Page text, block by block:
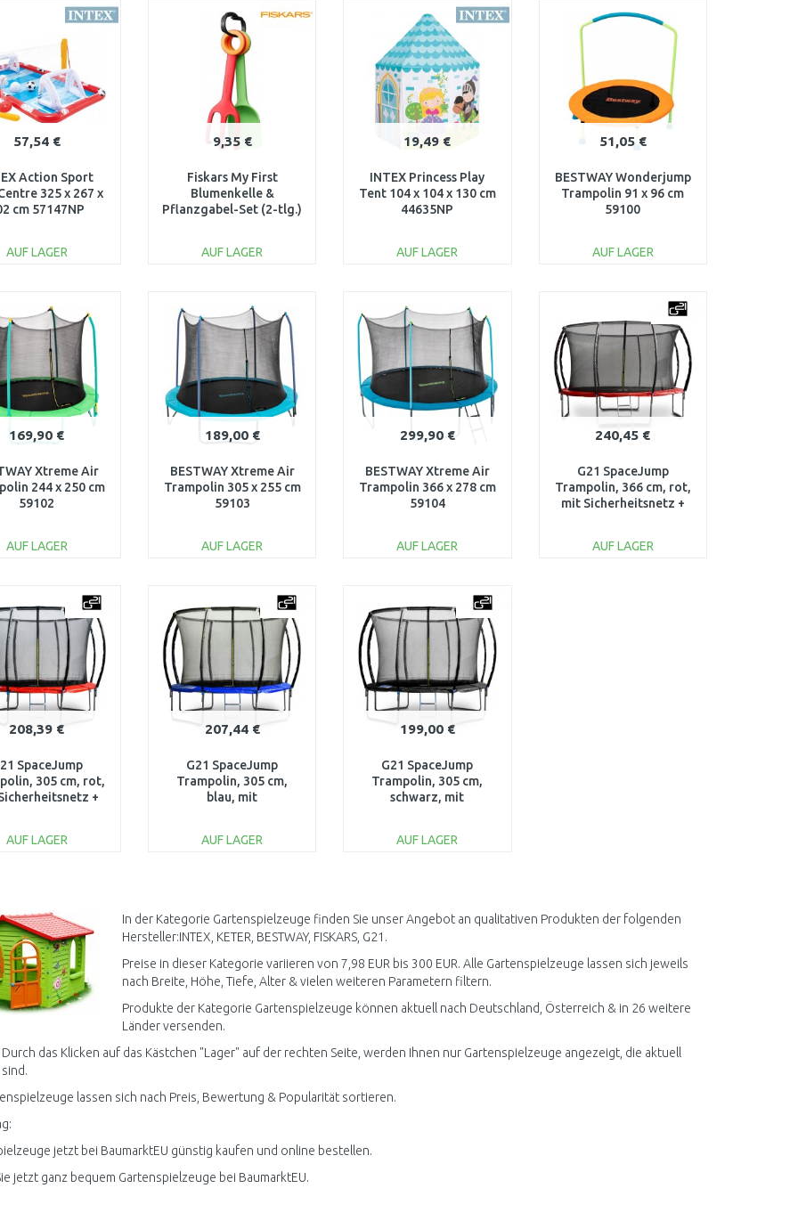
Vergleichen Vergleichen
57,54 €
Action Sport
325 x 267 x
cm 57147NP
AUF LAGER
Vergleichen
9,35 €
Fiskars My First
Blumenkelle &
Pflanzgabel-Set (2-tlg.)
AUF LAGER
Vergleichen
19,49 €
INTEX Princess Play
Tent 104 x 104 x 130 cm
44635NP
AUF LAGER
Vergleichen
51,05 €
BESTWAY Wonderjump
Trampolin 91 x 96 cm
59100
AUF LAGER
Vergleichen
169,90 €
Xtreme Air
244 x 250 cm
59102
AUF LAGER
Vergleichen
189,00 €
BESTWAY Xtreme Air
Trampolin 305 x 255 cm
59103
AUF LAGER
Vergleichen
299,90 €
BESTWAY Xtreme Air
Trampolin 366 x 278 cm
59104
AUF LAGER
Vergleichen
240,45 €
G21 SpaceJump
Trampolin, 366 cm, rot,
mit Sicherheitsnetz +
AUF LAGER
208,39 €
SpaceJump
305 cm, rot,
+
AUF LAGER
Vergleichen
207,44 €
G21 SpaceJump
Trampolin, 305 cm,
blau, mit
AUF LAGER
Vergleichen
199,00 €
G21 SpaceJump
Trampolin, 305 cm,
schwarz, mit
AUF LAGER
Vergleichen
In der Kategorie Gartenspielzeuge finden Sie unser Angebot an qualitativen Produkten der folgenden
Hersteller:INTEX, KETER, BESTWAY, FISKARS, G21.
Preise in dieser Kategorie variieren von 7,98 EUR bis 300 EUR. Alle Gartenspielzeuge lassen sich jeweils
nach Breite, Höhe, Tiefe, Alter & vielen weiteren Parametern filtern.
Produkte der Kategorie Gartenspielzeuge können aktuell nach Deutschland, Österreich & in 26 weitere
Länder versenden.
das Klicken auf das Kästchen "Lager" auf der rechten Seite, werden Ihnen nur Gartenspielzeuge angezeigt, die aktuell
lassen sich nach Preis, Bewertung & Popularität sortieren.
jetzt bei BaumarktEU günstig kaufen und online bestellen.
jetzt ganz bequem Gartenspielzeuge bei BaumarktEU.